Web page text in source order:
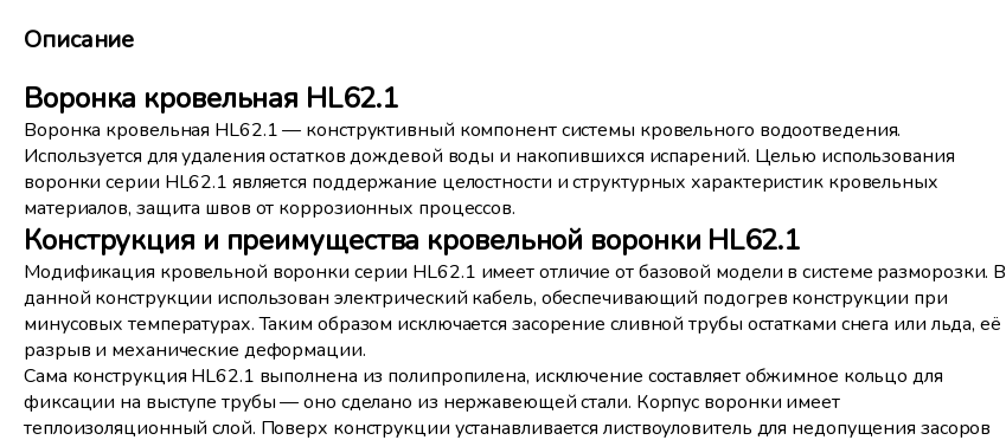
Описание
Воронка кровельная HL62.1
Воронка кровельная HL62.1 — конструктивный компонент системы кровельного водоотведения.
Используется для удаления остатков дождевой воды и накопившихся испарений. Целью использования
воронки серии HL62.1 является поддержание целостности и структурных характеристик кровельных
материалов, защита швов от коррозионных процессов.
Конструкция и преимущества кровельной воронки HL62.1
Модификация кровельной воронки серии HL62.1 имеет отличие от базовой модели в системе разморозки. В
данной конструкции использован электрический кабель, обеспечивающий подогрев конструкции при
минусовых температурах. Таким образом исключается засорение сливной трубы остатками снега или льда, её
разрыв и механические деформации.
Сама конструкция HL62.1 выполнена из полипропилена, исключение составляет обжимное кольцо для
фиксации на выступе трубы — оно сделано из нержавеющей стали. Корпус воронки имеет
теплоизоляционный слой. Поверх конструкции устанавливается листвоуловитель для недопущения засоров